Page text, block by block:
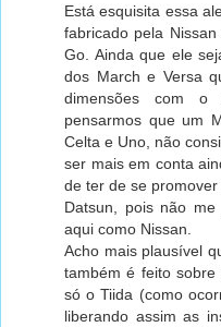
Está esquisita essa
fabricado pela
Go. Ainda que ele
dos March e Versa
dimensões com o
pensarmos que um
Celta e Uno, não
ser mais em conta
de ter de se
Datsun, pois não
aqui como Nissan.
Acho mais plausível
também é feito
só o Tiida (como
liberando assim as